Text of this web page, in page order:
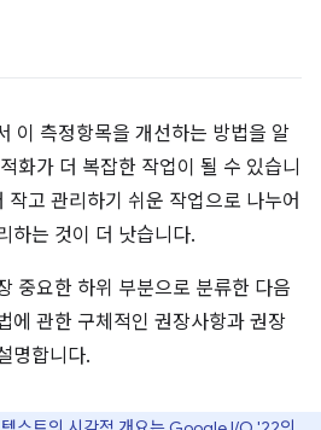
이 측정항목을 개선하는 방법을 알
화가 더 복잡한 작업이 될 수 있습니
작고 관리하기 쉬운 작업으로 나누어
하는 것이 더 낫습니다.
중요한 하위 부분으로 분류한 다음
에 관한 구체적인 권장사항과 권장
명합니다.